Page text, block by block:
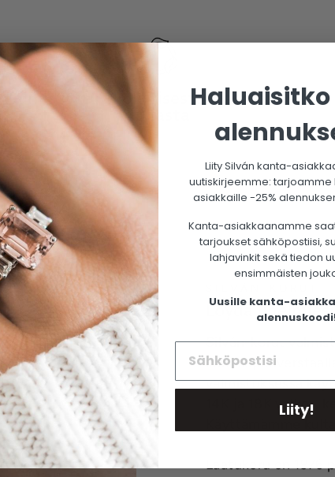
Valmistettu ekologisesta kierrätetystä
kullasta
Löydä
Silván-korut
valmistuksessa
14K ja 18K valko-,
Käyttämämme
Laatukoru on
Haluaisitko
Liity Silván kanta-
uutiskirjeemme: tarjoamme
asiakkaille -25%
Kanta-asiakkaanamme
tarjoukset sähköpostiisi,
lahjavinkit sekä tiedon
ensimmäisten
Uusille kanta-
Liity!